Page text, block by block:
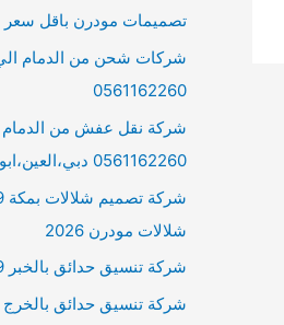
تصميمات مودرن باقل سعر
شركات شحن من الدمام
0561162260
شركة نقل عفش من الدمام
0561162260 دبي،العين،ابوظبي،الشارقة
شلالات مودرن 2026
شركة تنسيق حدائق بالخبر 0573661499